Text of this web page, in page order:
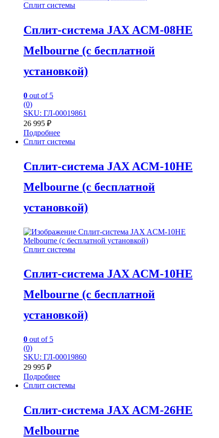
Сплит системы
Сплит-система JAX ACM-08HE
Melbourne (с бесплатной
установкой)
0 out of 5
(0)
SKU: ГЛ-00019861
26 995 ₽
Подробнее
Сплит системы
Сплит-система JAX ACM-10HE
Melbourne (с бесплатной
установкой)
Сплит системы
Сплит-система JAX ACM-10HE
Melbourne (с бесплатной
установкой)
0 out of 5
(0)
SKU: ГЛ-00019860
29 995 ₽
Подробнее
Сплит системы
Сплит-система JAX ACM-26HE
Melbourne